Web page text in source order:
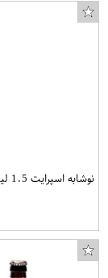
نوشابه اسپرایت 1.5 لیتری